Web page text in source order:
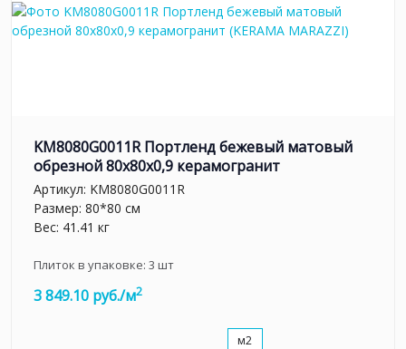
KM8080G0011R Портленд бежевый матовый
обрезной 80x80x0,9 керамогранит
Артикул: KM8080G0011R
Размер: 80*80 см
Вес: 41.41 кг
Плиток в упаковке: 3 шт
3 849.10 руб./м2
м2